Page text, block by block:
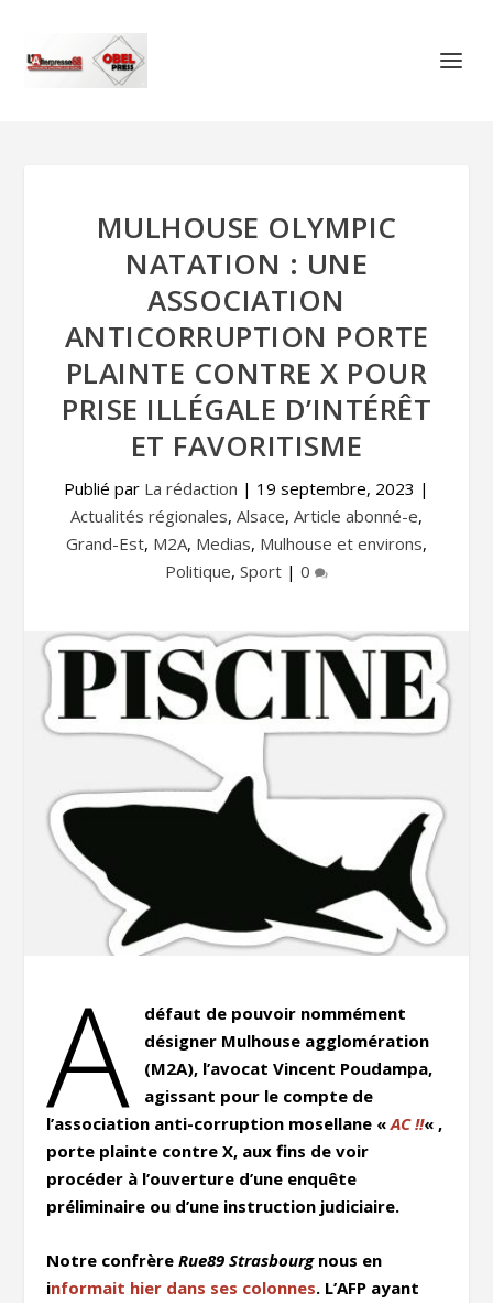
MULHOUSE OLYMPIC
NATATION : UNE
ASSOCIATION
ANTICORRUPTION PORTE
PLAINTE CONTRE X POUR
PRISE ILLÉGALE D’INTÉRÊT
ET FAVORITISME
Publié par La rédaction | 19 septembre, 2023 |
Actualités régionales, Alsace, Article abonné-e,
Grand-Est, M2A, Medias, Mulhouse et environs,
Politique, Sport | 0
A
défaut de pouvoir nommément
désigner Mulhouse agglomération
(M2A), l’avocat Vincent Poudampa,
agissant pour le compte de
l’association anti-corruption mosellane «AC !!« ,
porte plainte contre X, aux fins de voir
procéder à l’ouverture d’une enquête
préliminaire ou d’une instruction judiciaire.
Notre confrèreRue89 Strasbourgnous en
informait hier dans ses colonnes. L’AFP ayant